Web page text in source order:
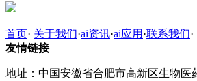
首页· 关于我们·ai资讯·ai应用 ·联系我们·
友情链接
地址：中国安徽省合肥市高新区生物医